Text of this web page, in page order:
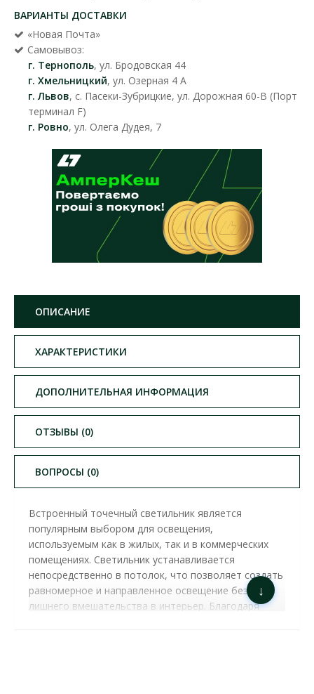
ВАРИАНТЫ ДОСТАВКИ
«Новая Почта»
Самовывоз:
г. Тернополь, ул. Бродовская 44
г. Хмельницкий, ул. Озерная 4 А
г. Львов, с. Пасеки-Зубрицкие, ул. Дорожная 60-В (Порт
терминал F)
г. Ровно, ул. Олега Дудея, 7
ОПИСАНИЕ
ХАРАКТЕРИСТИКИ
ДОПОЛНИТЕЛЬНАЯ ИНФОРМАЦИЯ
ОТЗЫВЫ (0)
ВОПРОСЫ (0)
Встроенный точечный светильник является
популярным выбором для освещения,
используемым как в жилых, так и в коммерческих
помещениях. Светильник устанавливается
непосредственно в потолок, что позволяет создать
равномерное и направленное освещение без
лишнего вмешательства в интерьер. Благодаря
↓